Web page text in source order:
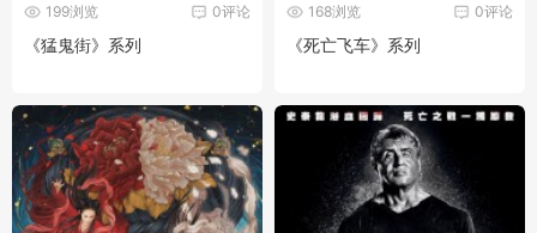
0评论
199浏览
《猛鬼街》系列
0评论
168浏览
《死亡飞车》系列